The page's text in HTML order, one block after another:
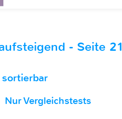
- Seite 21
Nur Vergleichstests